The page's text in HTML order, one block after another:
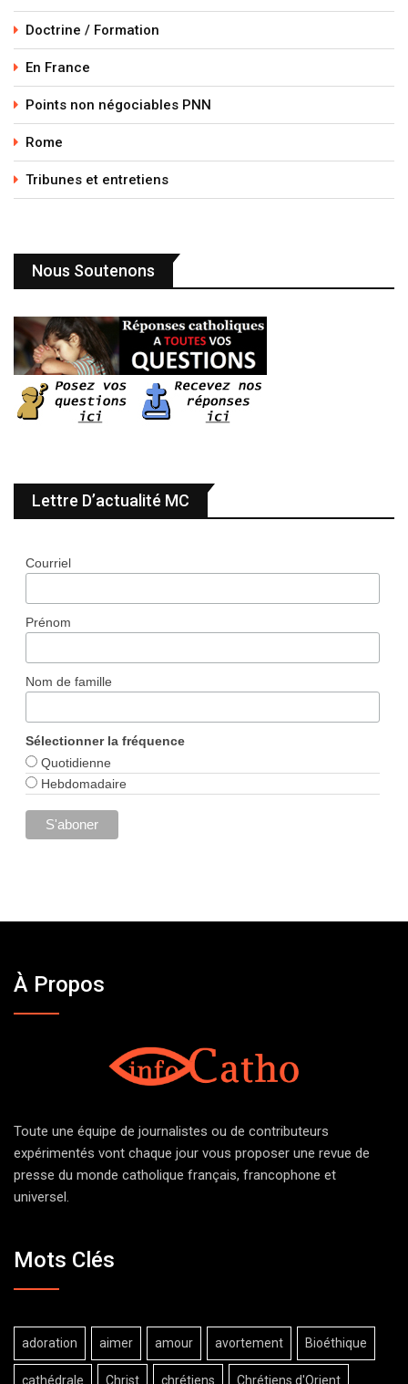
Doctrine / Formation
En France
Points non négociables PNN
Rome
Tribunes et entretiens
Nous Soutenons
Lettre D’actualité MC
Courriel
Prénom
Nom de famille
Sélectionner la fréquence
Quotidienne
Hebdomadaire
À Propos
Toute une équipe de journalistes ou de contributeurs
expérimentés vont chaque jour vous proposer une revue de
presse du monde catholique français, francophone et
universel.
Mots Clés
adoration aimer amour avortement Bioéthique
cathédrale Christ chrétiens Chrétiens d'Orient